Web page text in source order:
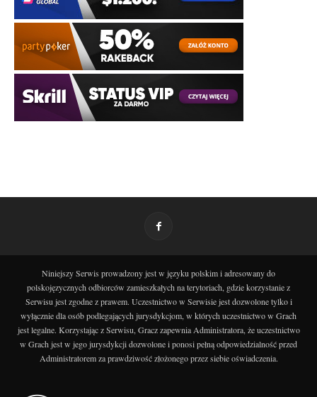
Niniejszy Serwis prowadzony jest w języku polskim i adresowany do
polskojęzycznych odbiorców zamieszkałych na terytoriach, gdzie korzystanie z
Serwisu jest zgodne z prawem. Uczestnictwo w Serwisie jest dozwolone tylko i
wyłącznie dla osób podlegających jurysdykcjom, w których uczestnictwo w Grach
jest legalne. Korzystając z Serwisu, Gracz zapewnia Administratora, że uczestnictwo
w Grach jest w jego jurysdykcji dozwolone i ponosi pełną odpowiedzialność przed
Administratorem za prawdziwość złożonego przez siebie oświadczenia.